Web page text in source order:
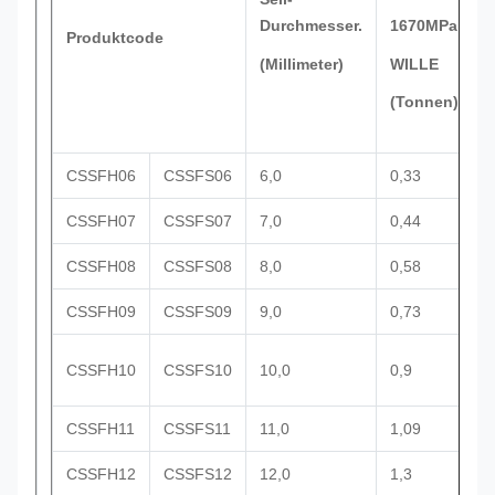
Produktcode
Durchmesser.
(Millimeter)
1670MPa
WILLE
(Tonnen)
CSSFH06 CSSFS06 6,0 0,33
CSSFH07 CSSFS07 7,0 0,44
CSSFH08 CSSFS08 8,0 0,58
CSSFH09 CSSFS09 9,0 0,73
CSSFH10 CSSFS10 10,0 0,9
CSSFH11 CSSFS11 11,0 1,09
CSSFH12 CSSFS12 12,0 1,3